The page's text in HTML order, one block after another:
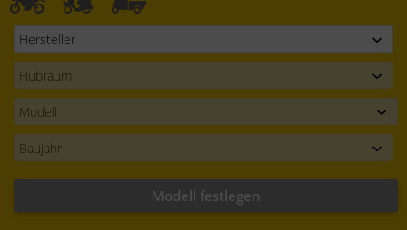
Modell festlegen